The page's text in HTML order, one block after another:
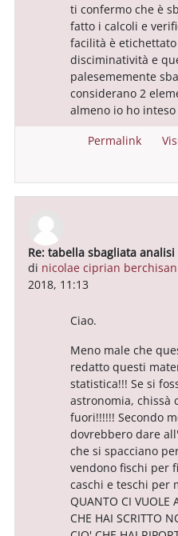
ti confermo che è
fatto i calcoli e
facilità è
disciminatività e
palesememente
considerano 2
almeno io ho inteso
Permalink
In riposta a Utente
Re: tabella sbagliata
di nicolae ciprian berchisan
2018, 11:13
Ciao.
Meno male che
redatto questi
statistica!!! Se si
astronomia, chissà
fuori!!!!!! Secondo
dovrebbero dare
che si spacciano
vendono fischi per
caschi e teschi per
QUANTO CI VUOLE
CHE HAI SCRITTO